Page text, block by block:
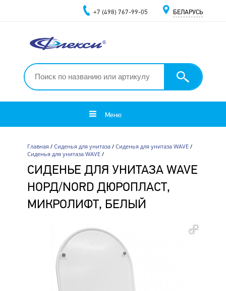
+7 (498) 767-99-05 БЕЛАРУСЬ
Меню
Главная/ Сиденья для унитаза/ Сиденья для унитаза WAVE/
Сиденья для унитаза WAVE/
СИДЕНЬЕ ДЛЯ УНИТАЗА WAVE
НОРД/NORD ДЮРОПЛАСТ,
МИКРОЛИФТ, БЕЛЫЙ